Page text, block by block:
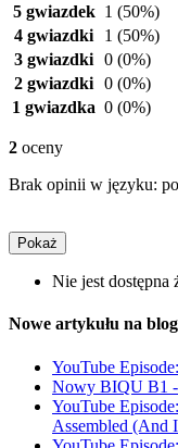
5 gwiazdek 1 (50%)
4 gwiazdki
1 (50%)
3 gwiazdki 0 (0%)
2 gwiazdki 0 (0%)
1 gwiazdka 0 (0%)
2 oceny
Brak opinii w języku:
Pokaż
Nie jest dostępna
Nowe artykułu na
YouTube
Nowy BIQU B1 -
YouTube
Assembled (And